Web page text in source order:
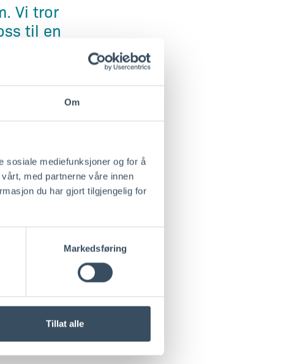
Om
sosiale mediefunksjoner og for å
med partnerne våre innen
du har gjort tilgjengelig for
Markedsføring
Tillat alle
Vi tror
til en
bygge
til å
og
dag
samt pålagte og
som fokuserer
som legger vekt
forbedring gjennom